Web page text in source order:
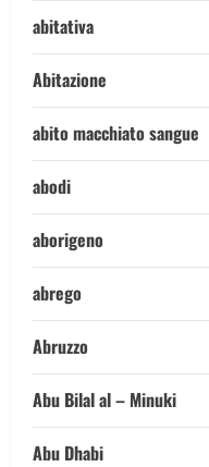
abitativa
Abitazione
abito macchiato sangue
abodi
aborigeno
abrego
Abruzzo
Abu Bilal al – Minuki
Abu Dhabi